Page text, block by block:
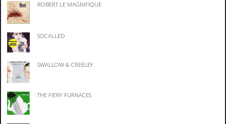
ROBERT LE MAGNIFIQUE
SOCALLED
SWALLOW & CREELEY
THE FIERY FURNACES